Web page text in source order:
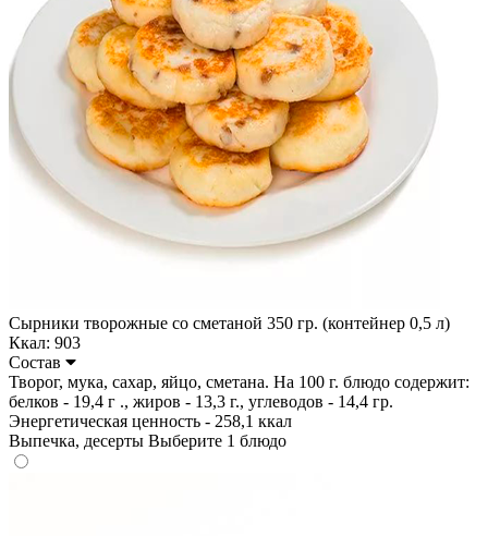
Сырники творожные со сметаной 350 гр. (контейнер 0,5 л)
Ккал: 903
Состав
Творог, мука, сахар, яйцо, сметана. На 100 г. блюдо содержит:
белков - 19,4 г ., жиров - 13,3 г., углеводов - 14,4 гр.
Энергетическая ценность - 258,1 ккал
Выпечка, десерты Выберите 1 блюдо